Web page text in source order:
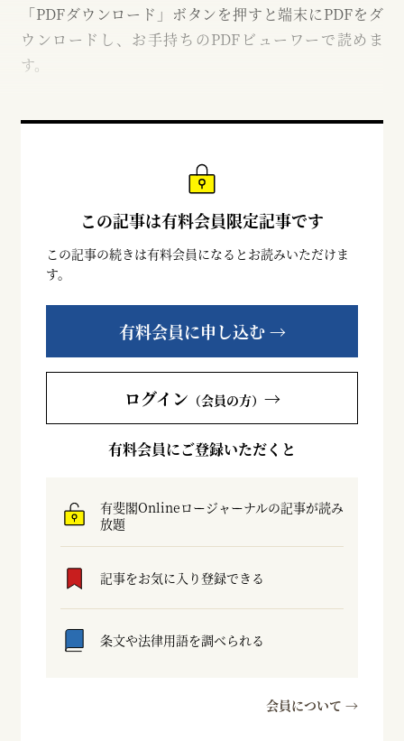
「PDFダウンロード」ボタンを押すと端末にPDFをダ
ウンロードし、お手持ちのPDFビューワーで読めま
す。
この記事は有料会員限定記事です
この記事の続きは有料会員になるとお読みいただけま
す。
有料会員に申し込む →
ログイン （会員の方） →
有料会員にご登録いただくと
有斐閣Onlineロージャーナルの記事が読み
放題
記事をお気に入り登録できる
条文や法律用語を調べられる
会員について →